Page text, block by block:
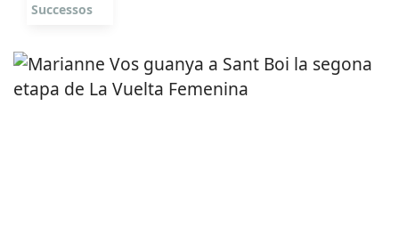
Successos